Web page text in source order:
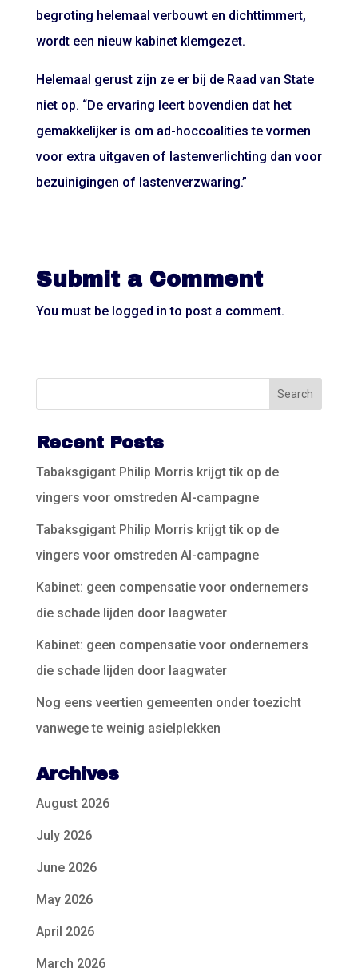
begroting helemaal verbouwt en dichttimmert,
wordt een nieuw kabinet klemgezet.
Helemaal gerust zijn ze er bij de Raad van State
niet op. “De ervaring leert bovendien dat het
gemakkelijker is om ad-hoccoalities te vormen
voor extra uitgaven of lastenverlichting dan voor
bezuinigingen of lastenverzwaring.”
Submit a Comment
You must be logged in to post a comment.
Recent Posts
Tabaksgigant Philip Morris krijgt tik op de
vingers voor omstreden AI-campagne
Tabaksgigant Philip Morris krijgt tik op de
vingers voor omstreden AI-campagne
Kabinet: geen compensatie voor ondernemers
die schade lijden door laagwater
Kabinet: geen compensatie voor ondernemers
die schade lijden door laagwater
Nog eens veertien gemeenten onder toezicht
vanwege te weinig asielplekken
Archives
August 2026
July 2026
June 2026
May 2026
April 2026
March 2026